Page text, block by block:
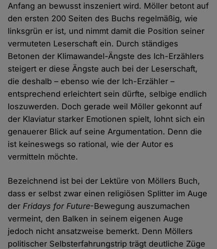
Anfang an bewusst inszeniert wird. Möller betont auf
den ersten 200 Seiten des Buchs regelmäßig, wie
linksgrün er ist, und nimmt damit die Position seiner
vermuteten Leserschaft ein. Durch ständiges
Betonen der Klimawandel-Ängste des Ich-Erzählers
steigert er diese Ängste auch bei der Leserschaft,
die deshalb – ebenso wie der Ich-Erzähler –
entsprechend erleichtert sein dürfte, selbige endlich
loszuwerden. Doch gerade weil Möller gekonnt auf
der Klaviatur starker Emotionen spielt, lohnt sich ein
genauerer Blick auf seine Argumentation. Denn die
ist keineswegs so rational, wie der Autor es
vermitteln möchte.
Bezeichnend ist bei der Lektüre von Möllers Buch,
dass er selbst zwar einen religiösen Splitter im Auge
der Fridays for Future-Bewegung auszumachen
vermeint, den Balken in seinem eigenen Auge
jedoch nicht ansatzweise bemerkt. Denn Möllers
politischer Selbsterfahrungstrip trägt deutliche Züge